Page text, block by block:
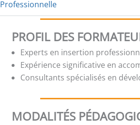
Professionnelle
PROFIL DES
Experts en insertion
Expérience significative en
Consultants spécialisés en
MODALITÉS